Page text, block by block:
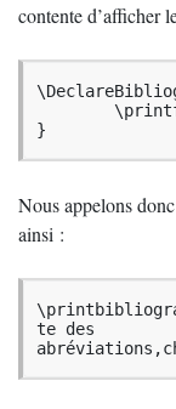
contente d’afficher
}
Nous appelons
ainsi :
te des